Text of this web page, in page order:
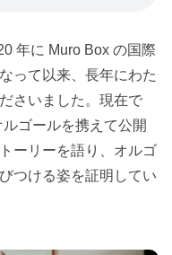
年に Muro Box の国際
って以来、長年にわた
さいました。現在で
ゴールを携えて公開
ーリーを語り、オルゴ
つける姿を証明してい